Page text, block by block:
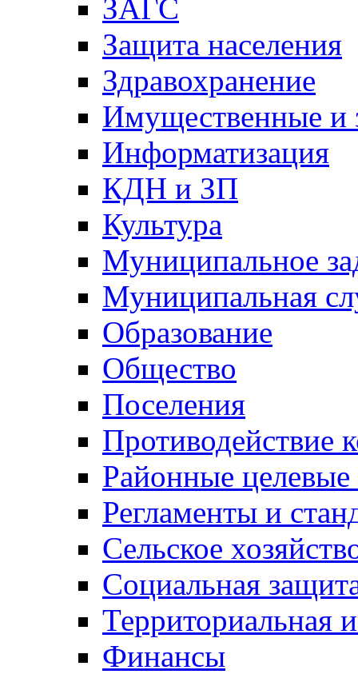
ЗАГС
Защита населения
Здравохранение
Имущественные и
Информатизация
КДН и ЗП
Культура
Муниципальное
Муниципальная
Образование
Общество
Поселения
Противодействие
Районные
Регламенты и
Сельское
Социальная
Территориальная
Финансы